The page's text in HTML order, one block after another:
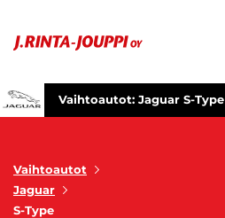
Vaihtoautot: Jaguar S-Type
Vaihtoautot
Jaguar
S-Type